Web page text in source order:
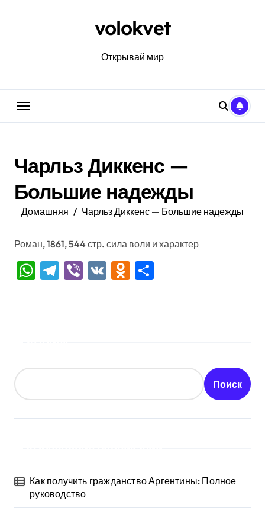
volokvet
Открывай мир
Чарльз Диккенс —
Большие надежды
Домашняя Чарльз Диккенс — Большие надежды
Роман, 1861, 544 стр. сила воли и характер
WhatsApp
Telegram
Viber
VK Odnoklassniki
Поиск
Как получить гражданство Аргентины: Полное
руководство